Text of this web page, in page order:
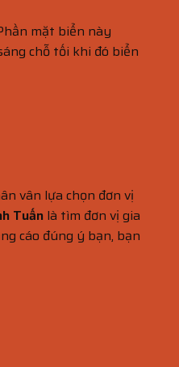
mặt biển này
chỗ tối khi đó biển
vân lựa chọn đơn vị
Tuấn là tìm đơn vị gia
cáo đúng ý bạn, bạn